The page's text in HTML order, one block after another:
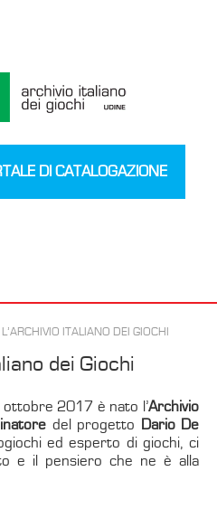
DI CATALOGAZIONE
ITALIANO DEI GIOCHI
dei Giochi
ottobre 2017 è nato l’Archivio
del progetto Dario De
ed esperto di giochi, ci
e il pensiero che ne è alla